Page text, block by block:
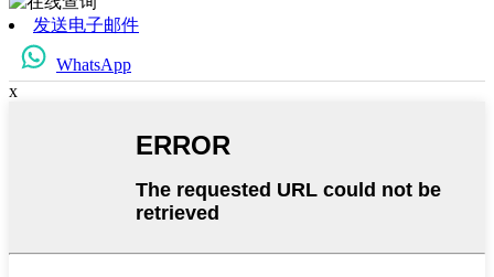
发送电子邮件
WhatsApp
x